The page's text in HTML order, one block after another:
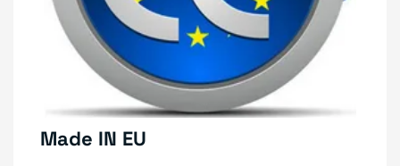
Made IN EU